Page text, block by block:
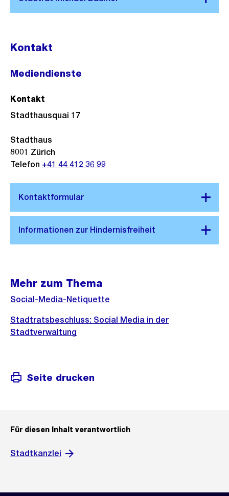
Kontakt
Mediendienste
Kontakt
Stadthausquai 17
Stadthaus
8001 Zürich
Telefon +41 44 412 36 99
Mehr zum Thema
Social-Media-Netiquette
Stadtratsbeschluss: Social Media in der
Stadtverwaltung
Seite drucken
Für diesen Inhalt verantwortlich
Stadtkanzlei